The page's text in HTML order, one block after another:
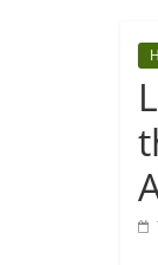
cao
Tech